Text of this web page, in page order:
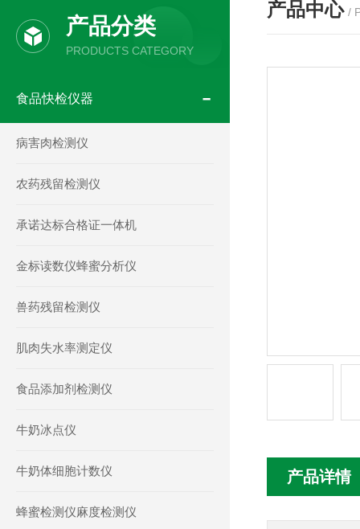
产品中心 /
产品详情
产品分类
PRODUCTS CATEGORY
食品快检仪器
病害肉检测仪
农药残留检测仪
承诺达标合格证一体机
金标读数仪蜂蜜分析仪
兽药残留检测仪
肌肉失水率测定仪
食品添加剂检测仪
牛奶冰点仪
牛奶体细胞计数仪
蜂蜜检测仪麻度检测仪